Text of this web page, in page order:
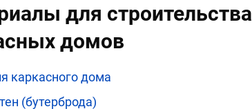
для строительства
домов
каркасного дома
(бутерброда)